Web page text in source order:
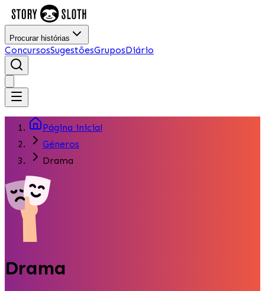
Procurar histórias
ConcursosSugestõesGruposDiário
Página inicial
Géneros
Drama
Drama